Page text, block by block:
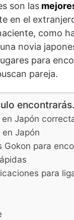
son las
en el
como
novia
para
pareja.
en Japón
en Japón
Gokon para
para